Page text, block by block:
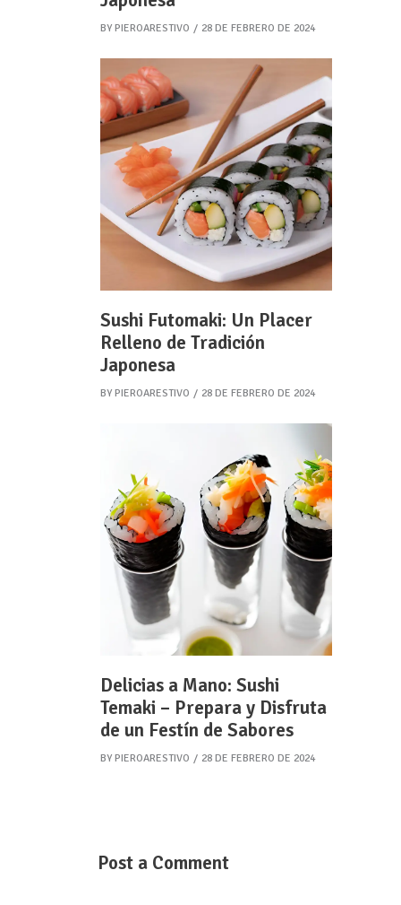
BY PIEROARESTIVO 28 DE FEBRERO DE 2024
Sushi Futomaki: Un Placer
Relleno de Tradición
Japonesa
BY PIEROARESTIVO 28 DE FEBRERO DE 2024
Delicias a Mano: Sushi
Temaki – Prepara y Disfruta
de un Festín de Sabores
BY PIEROARESTIVO 28 DE FEBRERO DE 2024
Post a Comment